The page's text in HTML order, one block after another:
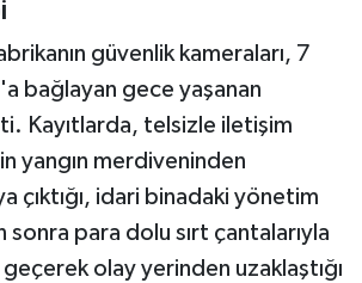
güvenlik kameraları, 7
bağlayan gece yaşanan
Kayıtlarda, telsizle iletişim
yangın merdiveninden
çıktığı, idari binadaki yönetim
para dolu sırt çantalarıyla
olay yerinden uzaklaştığı